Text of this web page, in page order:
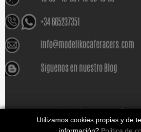
Utilizamos cookies propias y de
www.modelikocaferacers.com